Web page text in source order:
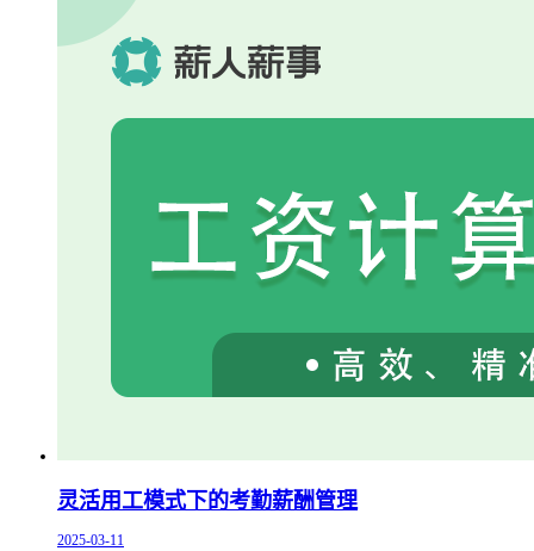
灵活用工模式下的考勤薪酬管理
2025-03-11